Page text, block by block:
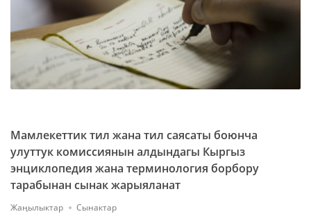
Мамлекеттик тил жана тил саясаты боюнча
улуттук комиссиянын алдындагы Кыргыз
энциклопедия жана терминология борбору
тарабынан сынак жарыяланат
Жаңылыктар
Сынактар